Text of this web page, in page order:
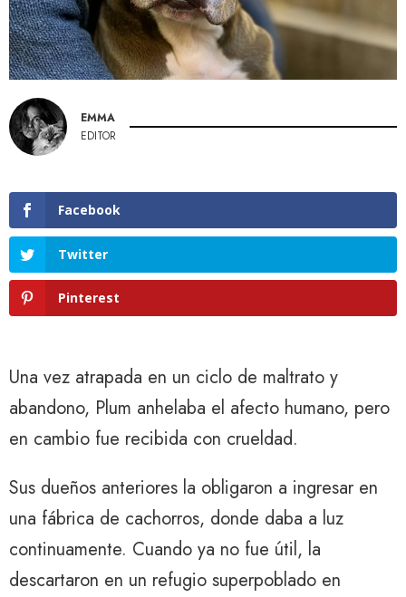
EMMA
EDITOR
Facebook
Twitter
Pinterest
Una vez atrapada en un ciclo de maltrato y
abandono, Plum anhelaba el afecto humano, pero
en cambio fue recibida con crueldad.
Sus dueños anteriores la obligaron a ingresar en
una fábrica de cachorros, donde daba a luz
continuamente. Cuando ya no fue útil, la
descartaron en un refugio superpoblado en